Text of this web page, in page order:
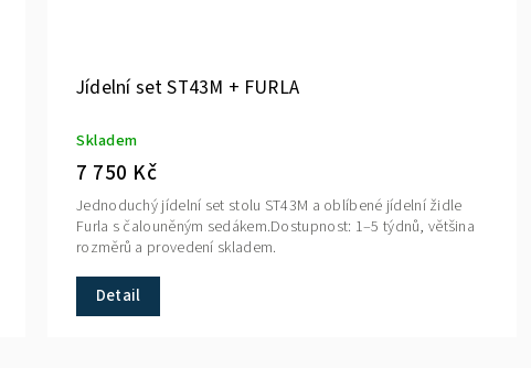
Jídelní set ST43M + FURLA
Skladem
7 750 Kč
Detail
Jednoduchý jídelní set stolu ST43M a oblíbené jídelní židle
Furla s čalouněným sedákem.Dostupnost: 1–5 týdnů, většina
rozměrů a provedení skladem.